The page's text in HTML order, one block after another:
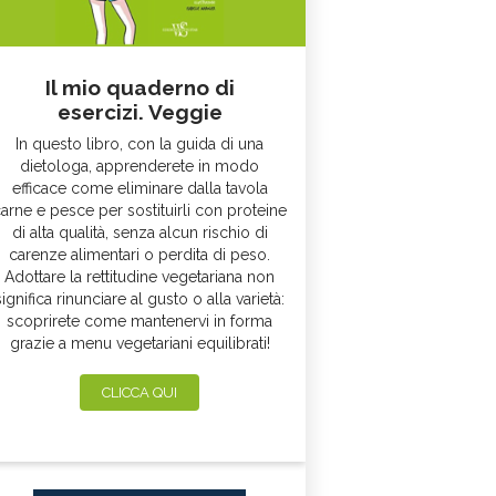
Il mio quaderno di
esercizi. Veggie
In questo libro, con la guida di una
dietologa, apprenderete in modo
efficace come eliminare dalla tavola
e pesce per sostituirli con proteine
di alta qualità, senza alcun rischio di
carenze alimentari o perdita di peso.
Adottare la rettitudine vegetariana non
rinunciare al gusto o alla varietà:
scoprirete come mantenervi in forma
grazie a menu vegetariani equilibrati!
CLICCA QUI